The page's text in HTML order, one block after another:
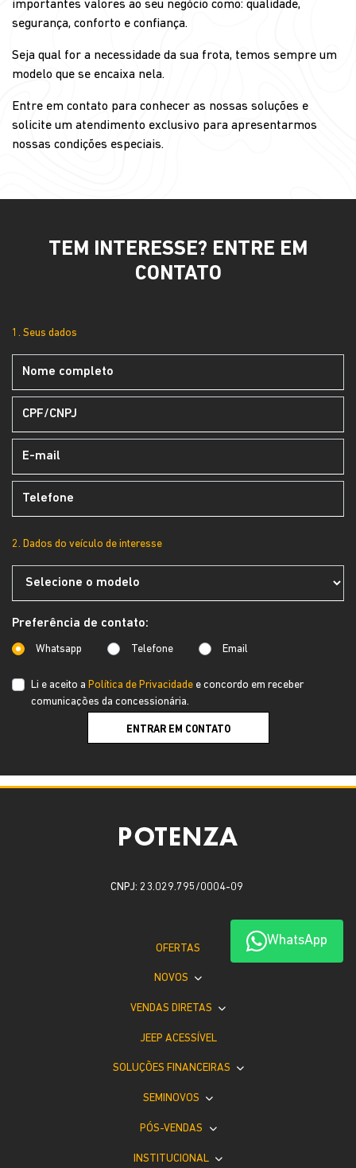
importantes valores ao seu negócio como: qualidade,
segurança, conforto e confiança.
Seja qual for a necessidade da sua frota, temos sempre um
modelo que se encaixa nela.
Entre em contato para conhecer as nossas soluções e
solicite um atendimento exclusivo para apresentarmos
nossas condições especiais.
TEM INTERESSE? ENTRE EM
CONTATO
1. Seus dados
2. Dados do veículo de interesse
Preferência de contato:
Whatsapp Telefone Email
Li e aceito a Política de Privacidade e concordo em receber
comunicações da concessionária.
ENTRAR EM CONTATO
WhatsApp
CNPJ: 23.029.795/0004-09
OFERTAS
NOVOS
VENDAS DIRETAS
JEEP ACESSÍVEL
SOLUÇÕES FINANCEIRAS
SEMINOVOS
PÓS-VENDAS
INSTITUCIONAL